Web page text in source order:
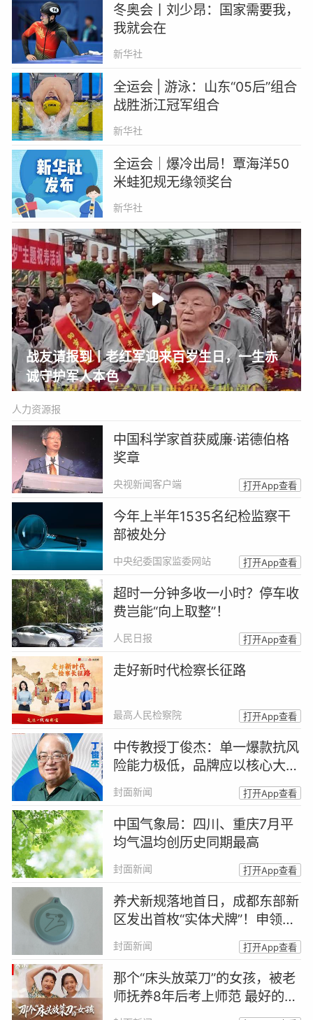
冬奥会丨刘少昂：国家需要我，
我就会在
新华社
全运会 | 游泳：山东“05后”组合
战胜浙江冠军组合
新华社
全运会｜爆冷出局！覃海洋50
米蛙犯规无缘领奖台
新华社
战友请报到丨老红军迎来百岁生日，一生赤
诚守护军人本色
人力资源报
中国科学家首获威廉·诺德伯格
奖章
央视新闻客户端 打开App查看
今年上半年1535名纪检监察干
部被处分
中央纪委国家监委网站 打开App查看
超时一分钟多收一小时？停车收
费岂能“向上取整”！
人民日报 打开App查看
走好新时代检察长征路
最高人民检察院 打开App查看
中传教授丁俊杰：单一爆款抗风
险能力极低，品牌应以核心大单
品站稳用户心智 | 超品大师说
封面新闻 打开App查看
中国气象局：四川、重庆7月平
均气温均创历史同期最高
封面新闻 打开App查看
养犬新规落地首日，成都东部新
区发出首枚“实体犬牌”！申领
人：出于安全和规范考虑主动登
记｜封面头条
封面新闻 打开App查看
那个“床头放菜刀”的女孩，被老
师抚养8年后考上师范 最好的报
答，是成为你｜封面头条